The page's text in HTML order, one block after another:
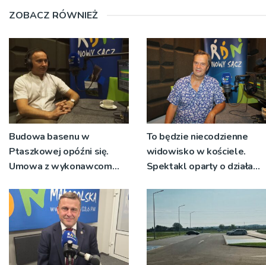
ZOBACZ RÓWNIEŻ
Budowa basenu w
Ptaszkowej opóźni się.
Umowa z wykonawcom
nie zostanie podpisana
To będzie niecodzienne
widowisko w kościele.
Spektakl oparty o działa